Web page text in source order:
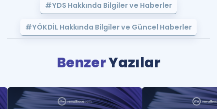
#YDS Hakkında Bilgiler ve Haberler
#YÖKDİL Hakkında Bilgiler ve Güncel Haberler
BenzerYazılar